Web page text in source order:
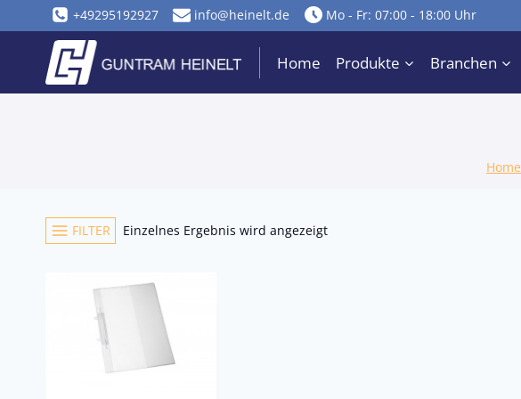
Inhalt
springen
+49295192927 info@heinelt.de Mo - Fr: 07:00 - 18:00 Uhr
Home Produkte Branchen
Home
FILTER Einzelnes Ergebnis wird angezeigt